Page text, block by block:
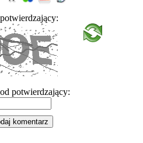
potwierdzający: